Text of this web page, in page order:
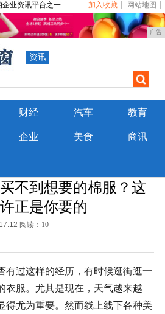
业资讯平台之一 加入收藏 网站地图
广告
资讯
财经 汽车 教育
企业 美食 商讯
不到想要的棉服？这
正是你要的
阅读：10
有过这样的经历，有时候逛街逛一
衣服。尤其是现在，天气越来越
得尤为重要。然而线上线下各种美